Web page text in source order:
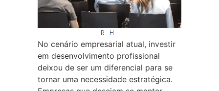
RH
No cenário empresarial atual, investir
em desenvolvimento profissional
deixou de ser um diferencial para se
tornar uma necessidade estratégica.